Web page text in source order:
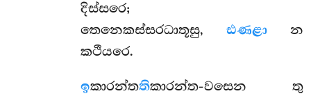
දිස්සරෙ;
තෙනෙකස්සරධාතූසු, ඪණළාන
කථීයරෙ.
ඉකාරන්තතිකාරන්ත-වසෙන තු